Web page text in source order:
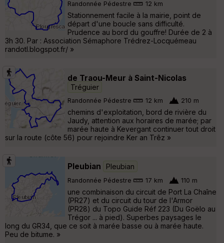
Randonnée Pédestre 12 km
Stationnement facile à la mairie, point de
départ d'une boucle sans difficulté.
Prudence au bord du gouffre! Durée de 2 à
3h 30. Par : Association Sémaphore Trédrez-Locquémeau
randotl.blogspot.fr/ »
de Traou-Meur à Saint-Nicolas
Tréguier
Randonnée Pédestre 12 km 210 m
chemins d'exploitation, bord de rivière du
Jaudy, attention aux horaires de marée; par
marée haute à Kevergant continuer tout droit
sur la route (côte 56) pour rejoindre Ker an Trêz »
Pleubian Pleubian
Randonnée Pédestre 17 km 110 m
une combinaison du circuit de Port La Chaîne
(PR27) et du circuit du tour de l'Armor
(PR28) du Topo Guide Réf 223 (Du Goëlo au
Trégor ... à pied). Superbes paysages le
long du GR34, que ce soit à marée basse ou à marée haute.
Peu de bitume. »